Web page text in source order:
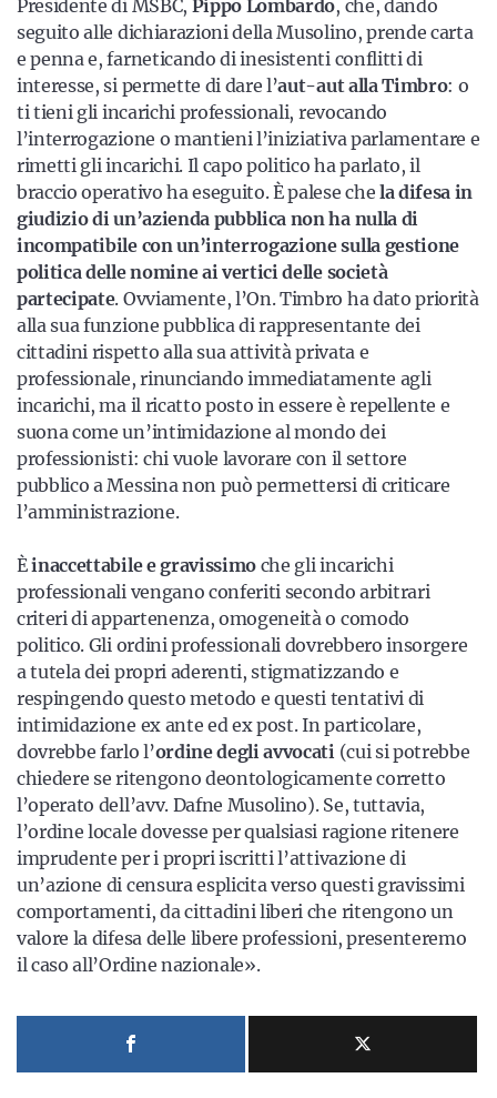
Presidente di MSBC, Pippo Lombardo, che, dando
seguito alle dichiarazioni della Musolino, prende carta
e penna e, farneticando di inesistenti conflitti di
interesse, si permette di dare l’aut-aut alla Timbro: o
ti tieni gli incarichi professionali, revocando
l’interrogazione o mantieni l’iniziativa parlamentare e
rimetti gli incarichi. Il capo politico ha parlato, il
braccio operativo ha eseguito. È palese che la difesa in
giudizio di un’azienda pubblica non ha nulla di
incompatibile con un’interrogazione sulla gestione
politica delle nomine ai vertici delle società
partecipate. Ovviamente, l’On. Timbro ha dato priorità
alla sua funzione pubblica di rappresentante dei
cittadini rispetto alla sua attività privata e
professionale, rinunciando immediatamente agli
incarichi, ma il ricatto posto in essere è repellente e
suona come un’intimidazione al mondo dei
professionisti: chi vuole lavorare con il settore
pubblico a Messina non può permettersi di criticare
l’amministrazione.
Èinaccettabile e gravissimo che gli incarichi
professionali vengano conferiti secondo arbitrari
criteri di appartenenza, omogeneità o comodo
politico. Gli ordini professionali dovrebbero insorgere
a tutela dei propri aderenti, stigmatizzando e
respingendo questo metodo e questi tentativi di
intimidazione ex ante ed ex post. In particolare,
dovrebbe farlo l’ordine degli avvocati(cui si potrebbe
chiedere se ritengono deontologicamente corretto
l’operato dell’avv. Dafne Musolino). Se, tuttavia,
l’ordine locale dovesse per qualsiasi ragione ritenere
imprudente per i propri iscritti l’attivazione di
un’azione di censura esplicita verso questi gravissimi
comportamenti, da cittadini liberi che ritengono un
valore la difesa delle libere professioni, presenteremo
il caso all’Ordine nazionale».